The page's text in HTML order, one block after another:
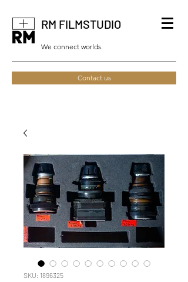
RM FILMSTUDIO
We connect worlds.
Contact us
SKU: 1896325